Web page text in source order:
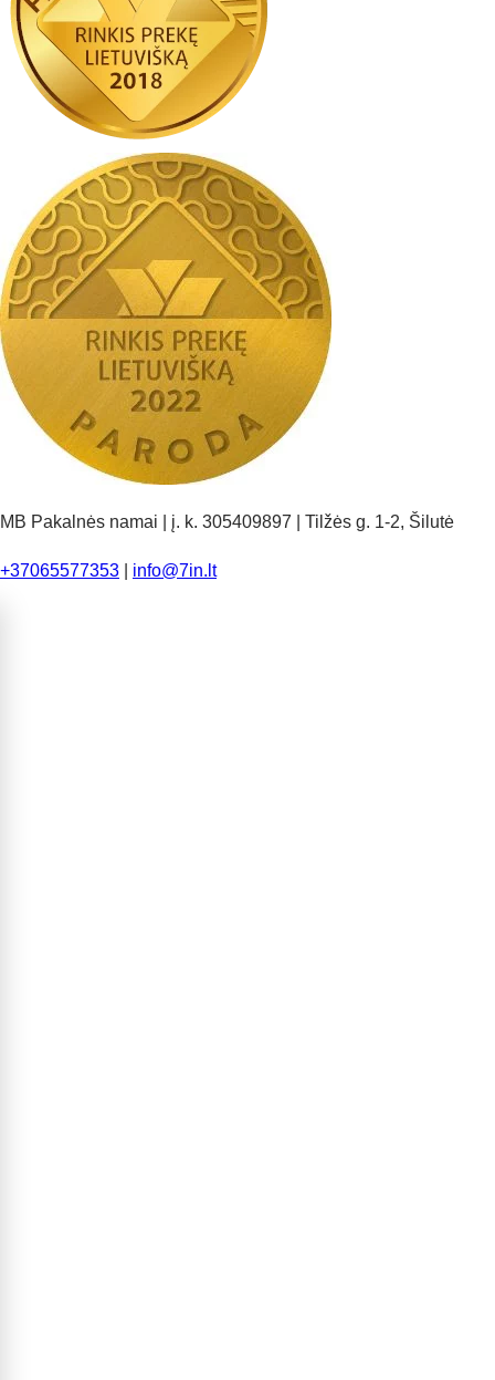
MB Pakalnės namai | į. k. 305409897 | Tilžės g. 1-2, Šilutė
+37065577353 info@7in.lt